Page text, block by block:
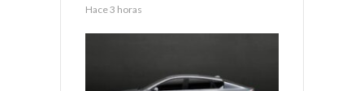
Hace 3 horas